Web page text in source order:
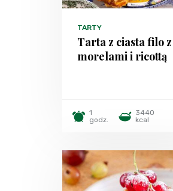
TARTY
Tarta z ciasta filo z
morelami i ricottą
1
godz.
3440
kcal